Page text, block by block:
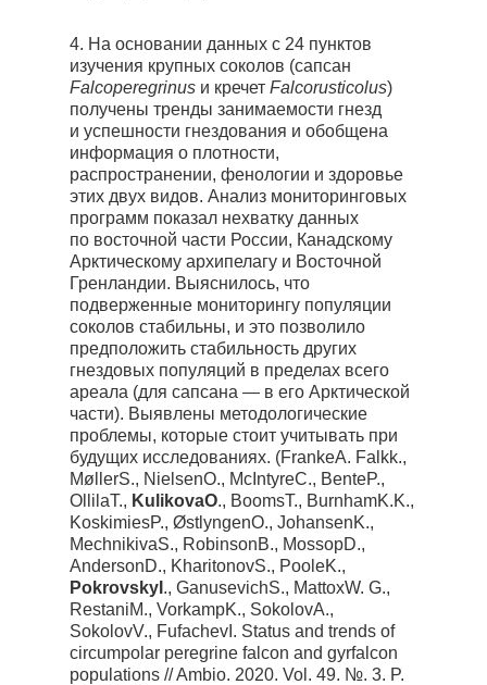
4. На основании данных с 24 пунктов
изучения крупных соколов (сапсан
Falcoperegrinus и кречет Falcorusticolus)
получены тренды занимаемости гнезд
и успешности гнездования и обобщена
информация о плотности,
распространении, фенологии и здоровье
этих двух видов. Анализ мониторинговых
программ показал нехватку данных
по восточной части России, Канадскому
Арктическому архипелагу и Восточной
Гренландии. Выяснилось, что
подверженные мониторингу популяции
соколов стабильны, и это позволило
предположить стабильность других
гнездовых популяций в пределах всего
ареала (для сапсана — в его Арктической
части). Выявлены методологические
проблемы, которые стоит учитывать при
будущих исследованиях. (FrankeA. Falkk.,
MøllerS., NielsenO., McIntyreC., BenteP.,
OllilaT., KulikovaO., BoomsT., BurnhamK.K.,
KoskimiesP., ØstlyngenO., JohansenK.,
MechnikivaS., RobinsonB., MossopD.,
AndersonD., KharitonovS., PooleK.,
PokrovskyI ., GanusevichS., MattoxW. G.,
RestaniM., VorkampK., SokolovA.,
SokolovV., FufachevI. Status and trends of
circumpolar peregrine falcon and gyrfalcon
populations // Ambio. 2020. Vol. 49. №. 3. P.